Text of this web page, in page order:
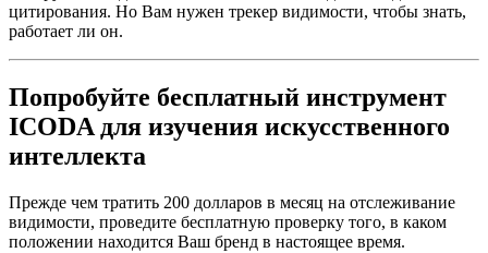
цитирования. Но Вам нужен трекер видимости, чтобы знать,
работает ли он.
Попробуйте бесплатный инструмент
ICODA для изучения искусственного
интеллекта
Прежде чем тратить 200 долларов в месяц на отслеживание
видимости, проведите бесплатную проверку того, в каком
положении находится Ваш бренд в настоящее время.